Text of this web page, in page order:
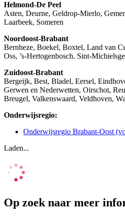
Helmond-De Peel
Asten, Deurne, Geldrop-Mierlo,
Laarbeek, Someren
Noordoost-Brabant
Bernheze, Boekel, Boxtel, Land van
Oss, ’s-Hertogenbosch. Sint-
Zuidoost-Brabant
Bergeijk, Best, Bladel, Eersel,
Gerwen en Nederwetten, Oirschot,
Breugel, Valkenswaard, Veldhoven,
Onderwijsregio:
Onderwijsregio Brabant-Oost
Laden...
Op zoek naar meer